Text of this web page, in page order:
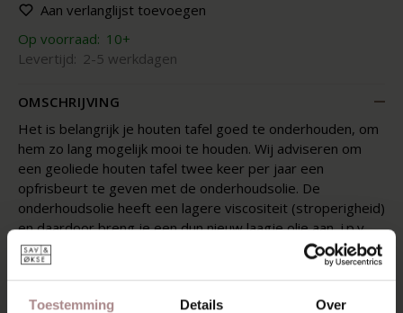
Toestemming Details Over
Aan verlanglijst toevoegen
Op voorraad: 10+
Levertijd: 2-5 werkdagen
OMSCHRIJVING
Het is belangrijk je houten tafel goed te onderhouden, om
hem zo lang mogelijk mooi te houden. Wij adviseren om
een geoliede houten tafel twee keer per jaar een
opfrisbeurt te geven met de onderhoudsolie. De
onderhoudsolie heeft een lagere viscositeit (stroperigheid)
en daardoor breng je een dun nieuw laagje olie aan, i.p.v.
een nieuwe dikke laag. Met de onderhoudsolie ga je als het
ware het verlies van olie door slijtage tegen, door de
olielaag in het hout aan te vullen.